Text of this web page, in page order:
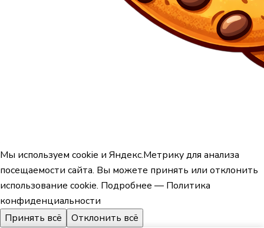
Мы используем cookie и Яндекс.Метрику для анализа
посещаемости сайта. Вы можете принять или отклонить
использование cookie. Подробнее — Политика
конфиденциальности
Принять всё
Отклонить всё